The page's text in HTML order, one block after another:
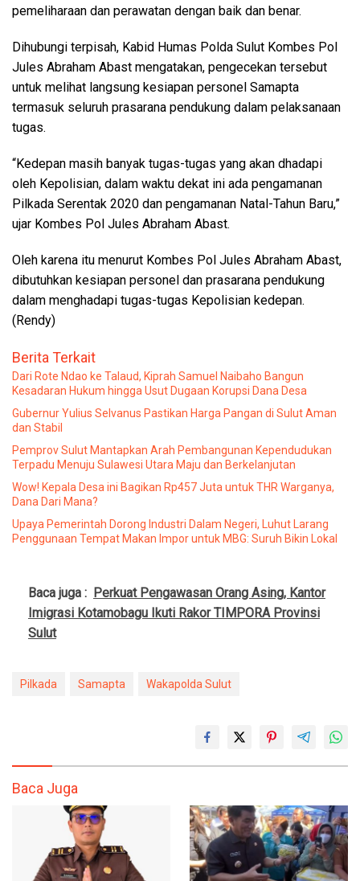
pemeliharaan dan perawatan dengan baik dan benar.
Dihubungi terpisah, Kabid Humas Polda Sulut Kombes Pol
Jules Abraham Abast mengatakan, pengecekan tersebut
untuk melihat langsung kesiapan personel Samapta
termasuk seluruh prasarana pendukung dalam pelaksanaan
tugas.
“Kedepan masih banyak tugas-tugas yang akan dhadapi
oleh Kepolisian, dalam waktu dekat ini ada pengamanan
Pilkada Serentak 2020 dan pengamanan Natal-Tahun Baru,”
ujar Kombes Pol Jules Abraham Abast.
Oleh karena itu menurut Kombes Pol Jules Abraham Abast,
dibutuhkan kesiapan personel dan prasarana pendukung
dalam menghadapi tugas-tugas Kepolisian kedepan.
(Rendy)
Berita Terkait
Dari Rote Ndao ke Talaud, Kiprah Samuel Naibaho Bangun
Kesadaran Hukum hingga Usut Dugaan Korupsi Dana Desa
Gubernur Yulius Selvanus Pastikan Harga Pangan di Sulut Aman
dan Stabil
Pemprov Sulut Mantapkan Arah Pembangunan Kependudukan
Terpadu Menuju Sulawesi Utara Maju dan Berkelanjutan
Wow! Kepala Desa ini Bagikan Rp457 Juta untuk THR Warganya,
Dana Dari Mana?
Upaya Pemerintah Dorong Industri Dalam Negeri, Luhut Larang
Penggunaan Tempat Makan Impor untuk MBG: Suruh Bikin Lokal
Baca juga : Perkuat Pengawasan Orang Asing, Kantor
Imigrasi Kotamobagu Ikuti Rakor TIMPORA Provinsi
Sulut
Pilkada Samapta Wakapolda Sulut
Baca Juga